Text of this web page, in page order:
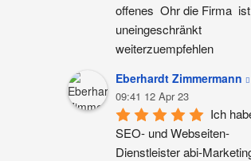
offenes  Ohr die Firma  ist
uneingeschränkt
weiterzuempfehlen
Eberhardt Zimmermann
09:41 12 Apr 23
Ich
SEO- und Webseiten-
Dienstleister abi-